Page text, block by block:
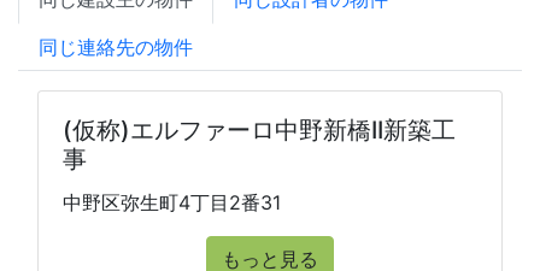
同じ連絡先の物件
(仮称)エルファーロ中野新橋II新築工
事
中野区弥生町4丁目2番31
もっと見る